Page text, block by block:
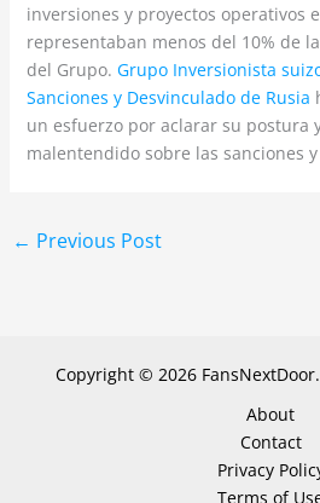
inversiones y proyectos operativos
representaban menos del 10% de
del Grupo. Grupo Inversionista
Sanciones y Desvinculado de Rusia
un esfuerzo por aclarar su postura
malentendido sobre las sanciones
← Previous Post
Copyright © 2026
About
Contact
Privacy
Terms of